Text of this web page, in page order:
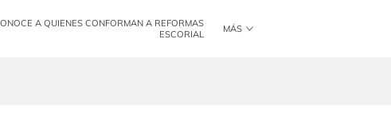
A QUIENES CONFORMAN A REFORMAS
ESCORIAL
MÁS